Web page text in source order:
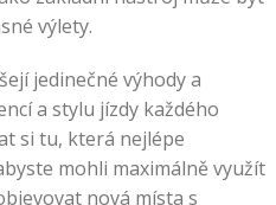
výlety.
jedinečné výhody a
a stylu jízdy každého
si tu, která nejlépe
mohli maximálně využít
nová místa s